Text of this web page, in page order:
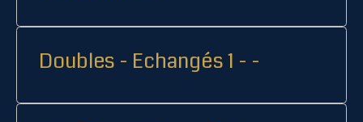
Doubles - Echangés 1 - -